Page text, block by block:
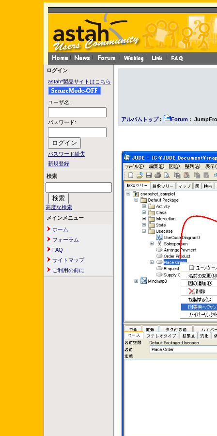
ログイン
astah*製品サイトはこちら
ユーザ名:
パスワード:
パスワード紛失
新規登録
検索
高度な検索
メインメニュー
ホーム
フォーラム
FAQ
サイトマップ
ご利用の前に
アルバムトップ: Forum :